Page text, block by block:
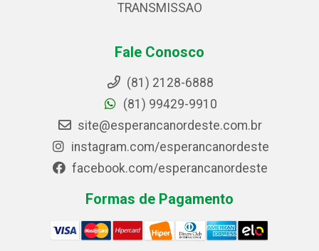
TRANSMISSAO
Fale Conosco
(81) 2128-6888
(81) 99429-9910
site@esperancanordeste.com.br
instagram.com/esperancanordeste
facebook.com/esperancanordeste
Formas de Pagamento